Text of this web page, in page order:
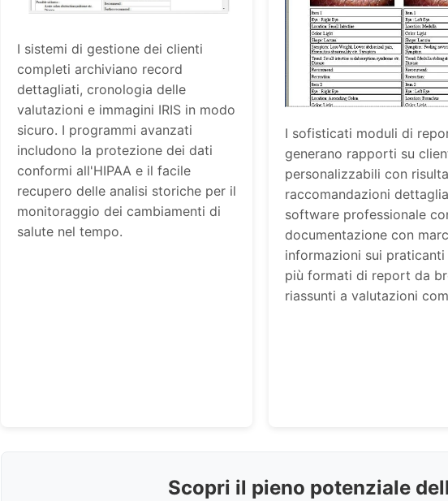
I sistemi di gestione dei clienti
completi archiviano record
dettagliati, cronologia delle
valutazioni e immagini IRIS in modo
sicuro. I programmi avanzati
includono la protezione dei dati
conformi all'HIPAA e il facile
recupero delle analisi storiche per il
monitoraggio dei cambiamenti di
salute nel tempo.
I sofisticati moduli di
generano rapporti su
personalizzabili con
raccomandazioni
software professionale
documentazione con
informazioni sui
più formati di report da
riassunti a valutazioni
Scopri il pieno potenziale